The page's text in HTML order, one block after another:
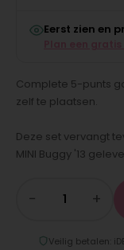
Eerst zien en
Complete 5-punts
zelf te plaatsen.
Deze set vervangt
MINI Buggy '13
− +
Veilig betalen: